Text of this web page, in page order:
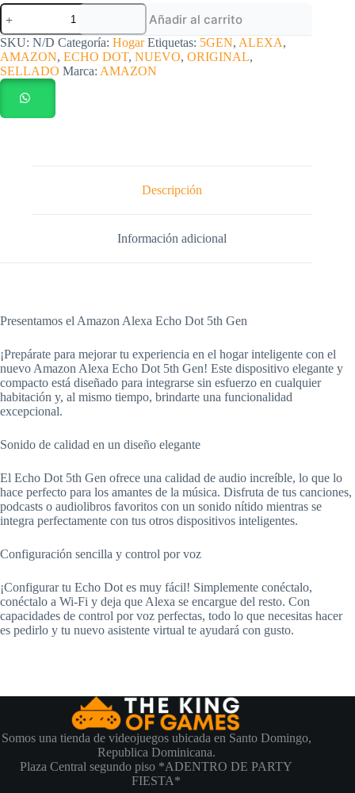
Amazon
Alexa
Echo
Dot
5th
Gen
nuevo
sellado
(colores
Añadir al carrito
SKU: N/D Categoría: Hogar Etiquetas: 5GEN, ALEXA,
AMAZON, ECHO DOT, NUEVO, ORIGINAL,
SELLADO Marca: AMAZON
Descripción
Información adicional
Presentamos el Amazon Alexa Echo Dot 5th Gen
¡Prepárate para mejorar tu experiencia en el hogar inteligente con el
nuevo Amazon Alexa Echo Dot 5th Gen! Este dispositivo elegante y
compacto está diseñado para integrarse sin esfuerzo en cualquier
habitación y, al mismo tiempo, brindarte una funcionalidad
excepcional.
Sonido de calidad en un diseño elegante
El Echo Dot 5th Gen ofrece una calidad de audio increíble, lo que lo
hace perfecto para los amantes de la música. Disfruta de tus canciones,
podcasts o audiolibros favoritos con un sonido nítido mientras se
integra perfectamente con tus otros dispositivos inteligentes.
Configuración sencilla y control por voz
¡Configurar tu Echo Dot es muy fácil! Simplemente conéctalo,
conéctalo a Wi-Fi y deja que Alexa se encargue del resto. Con
capacidades de control por voz perfectas, todo lo que necesitas hacer
es pedirlo y tu nuevo asistente virtual te ayudará con gusto.
Somos una tienda de videojuegos ubicada en Santo Domingo,
Republica Dominicana.
Plaza Central segundo piso *ADENTRO DE PARTY
FIESTA*